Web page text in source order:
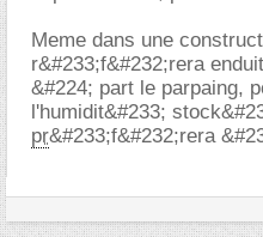
Meme dans une
r&#233;f&#232;rera
&#224; part le parpaing,
l'humidit&#233;
pr&#233;f&#232;rera